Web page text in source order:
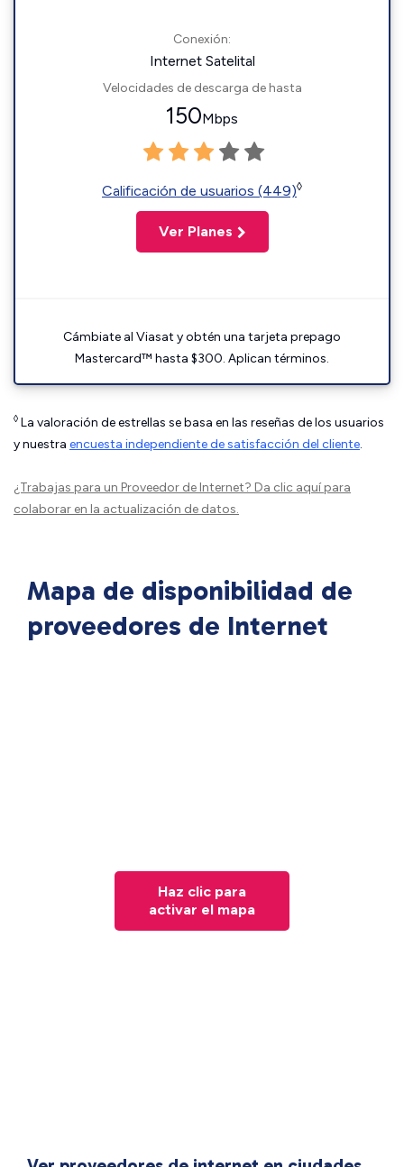
Conexión:
Internet Satelital
Velocidades de descarga de hasta
150Mbps
Calificación de usuarios (449)◊
Ver Planes
Cámbiate al Viasat y obtén una tarjeta prepago
Mastercard™ hasta $300. Aplican términos.
◊ La valoración de estrellas se basa en las reseñas de los usuarios
y nuestra encuesta independiente de satisfacción del cliente.
¿Trabajas para un Proveedor de Internet? Da clic aquípara
colaborar en la actualización de datos.
Mapa de disponibilidad de
proveedores de Internet
Haz clic para
activar el mapa